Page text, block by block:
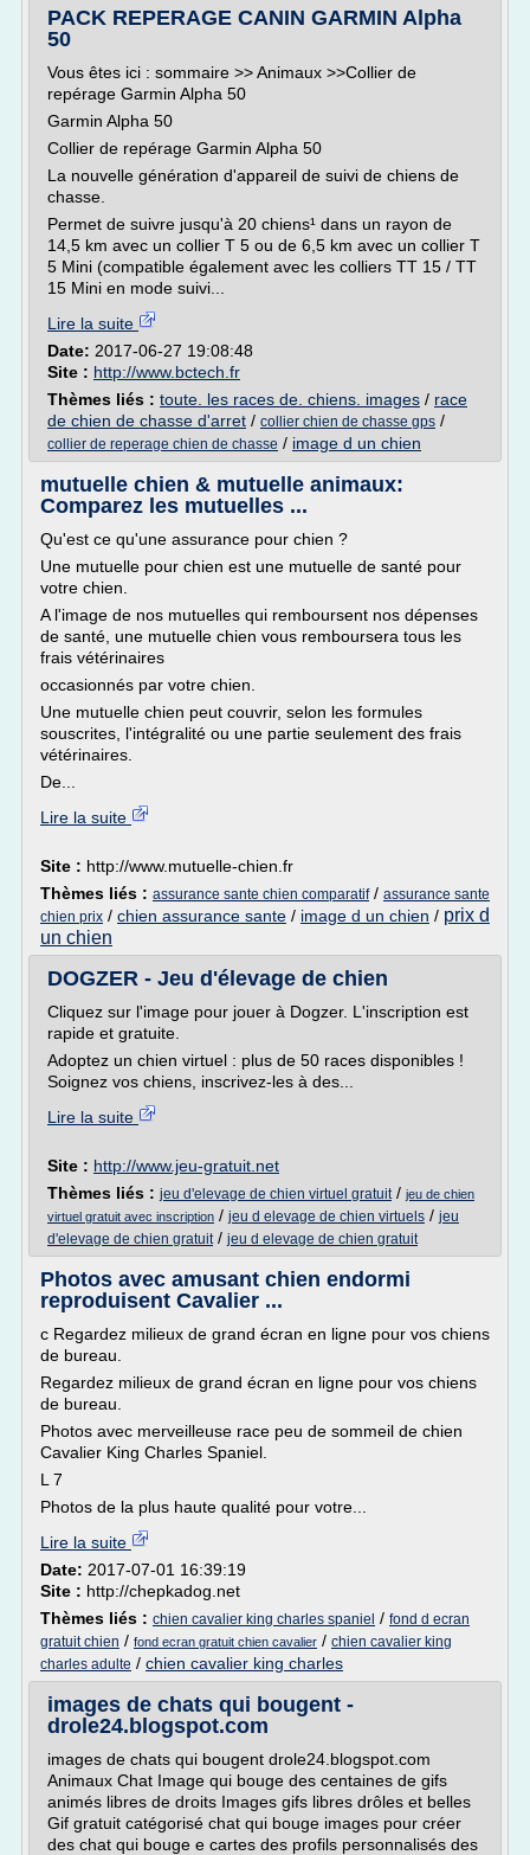
PACK REPERAGE CANIN GARMIN Alpha
50
Vous êtes ici : sommaire >> Animaux >>Collier de
repérage Garmin Alpha 50
Garmin Alpha 50
Collier de repérage Garmin Alpha 50
La nouvelle génération d'appareil de suivi de chiens de
chasse.
Permet de suivre jusqu'à 20 chiens¹ dans un rayon de
14,5 km avec un collier T 5 ou de 6,5 km avec un collier T
5 Mini (compatible également avec les colliers TT 15 / TT
15 Mini en mode suivi...
Lire la suite
Date: 2017-06-27 19:08:48
Site : http://www.bctech.fr
Thèmes liés : toute. les races de. chiens. images / race
de chien de chasse d'arret / collier chien de chasse gps /
collier de reperage chien de chasse / image d un chien
mutuelle chien & mutuelle animaux:
Comparez les mutuelles ...
Qu'est ce qu'une assurance pour chien ?
Une mutuelle pour chien est une mutuelle de santé pour
votre chien.
A l'image de nos mutuelles qui remboursent nos dépenses
de santé, une mutuelle chien vous remboursera tous les
frais vétérinaires
occasionnés par votre chien.
Une mutuelle chien peut couvrir, selon les formules
souscrites, l'intégralité ou une partie seulement des frais
vétérinaires.
De...
Lire la suite
Site : http://www.mutuelle-chien.fr
Thèmes liés : assurance sante chien comparatif/ assurance sante
chien prix / chien assurance sante / image d un chien / prix d
un chien
DOGZER - Jeu d'élevage de chien
Cliquez sur l'image pour jouer à Dogzer. L'inscription est
rapide et gratuite.
Adoptez un chien virtuel : plus de 50 races disponibles !
Soignez vos chiens, inscrivez-les à des...
Lire la suite
Site : http://www.jeu-gratuit.net
Thèmes liés : jeu d'elevage de chien virtuel gratuit/ jeu de chien
virtuel gratuit avec inscription / jeu d elevage de chien virtuels / jeu
d'elevage de chien gratuit/ jeu d elevage de chien gratuit
Photos avec amusant chien endormi
reproduisent Cavalier ...
c Regardez milieux de grand écran en ligne pour vos chiens
de bureau.
Regardez milieux de grand écran en ligne pour vos chiens
de bureau.
Photos avec merveilleuse race peu de sommeil de chien
Cavalier King Charles Spaniel.
L 7
Photos de la plus haute qualité pour votre...
Lire la suite
Date: 2017-07-01 16:39:19
Site : http://chepkadog.net
Thèmes liés : chien cavalier king charles spaniel / fond d ecran
gratuit chien / fond ecran gratuit chien cavalier / chien cavalier king
charles adulte / chien cavalier king charles
images de chats qui bougent -
drole24.blogspot.com
images de chats qui bougent drole24.blogspot.com
Animaux Chat Image qui bouge des centaines de gifs
animés libres de droits Images gifs libres drôles et belles
Gif gratuit catégorisé chat qui bouge images pour créer
des chat qui bouge e cartes des profils personnalisés des